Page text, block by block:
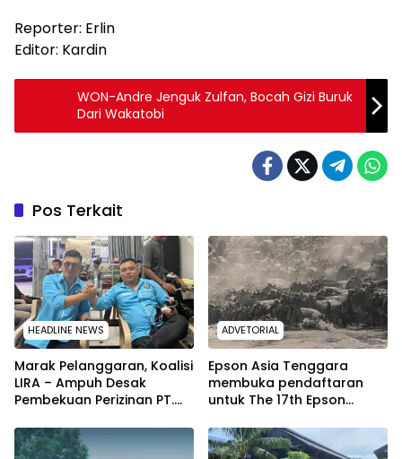
Reporter: Erlin
Editor: Kardin
WON-Andre Jenguk Zulfan, Bocah Gizi Buruk
Dari Wakatobi
Pos Terkait
HEADLINE NEWS
Marak Pelanggaran, Koalisi
LIRA – Ampuh Desak
Pembekuan Perizinan PT.
ADVETORIAL
Epson Asia Tenggara
membuka pendaftaran
untuk The 17th Epson
2026